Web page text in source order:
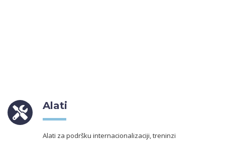
Alati
Alati za podršku internacionalizaciji, treninzi